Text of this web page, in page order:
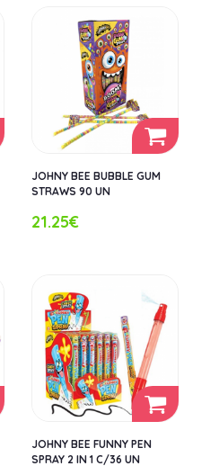
JOHNY BEE BUBBLE GUM
STRAWS 90 UN
21.25€
JOHNY BEE FUNNY PEN
SPRAY 2 IN 1 C/36 UN